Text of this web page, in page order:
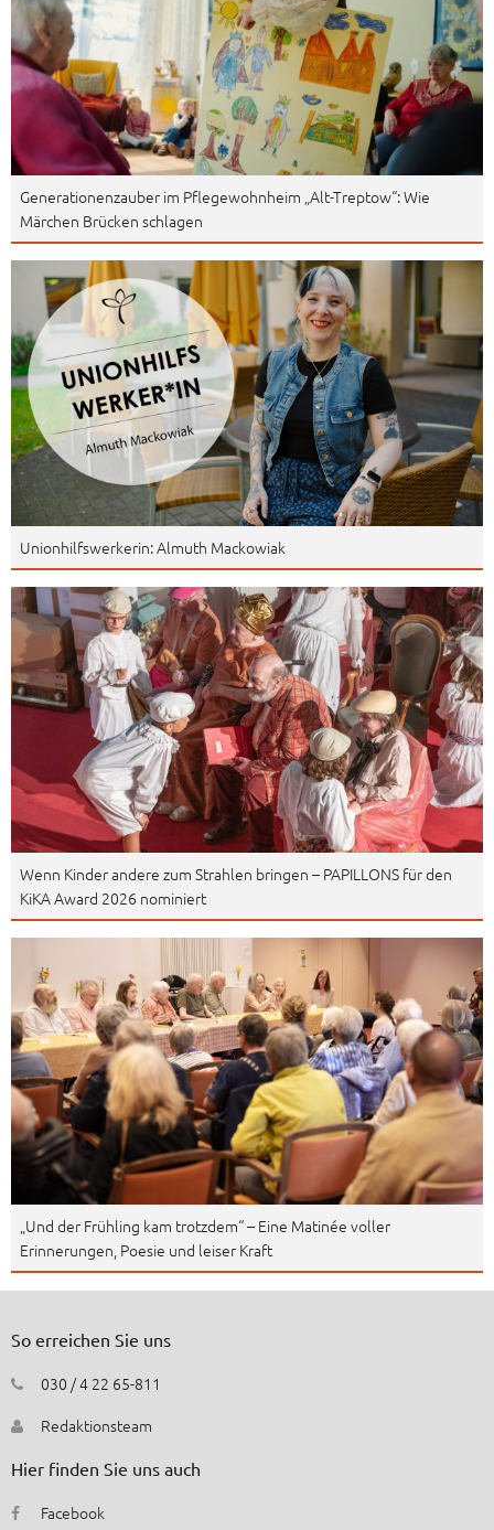
Generationenzauber im Pflegewohnheim „Alt-Treptow“: Wie
Märchen Brücken schlagen
Unionhilfswerkerin: Almuth Mackowiak
Wenn Kinder andere zum Strahlen bringen – PAPILLONS für den
KiKA Award 2026 nominiert
„Und der Frühling kam trotzdem“ – Eine Matinée voller
Erinnerungen, Poesie und leiser Kraft
So erreichen Sie uns
030 / 4 22 65-811
Redaktionsteam
Hier finden Sie uns auch
Facebook